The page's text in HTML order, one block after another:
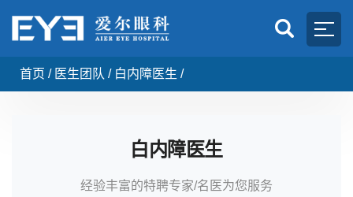
首页 / 医生团队 / 白内障医生 /
白内障医生
经验丰富的特聘专家/名医为您服务